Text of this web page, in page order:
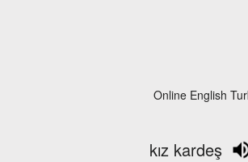
Online English
kız kardeş